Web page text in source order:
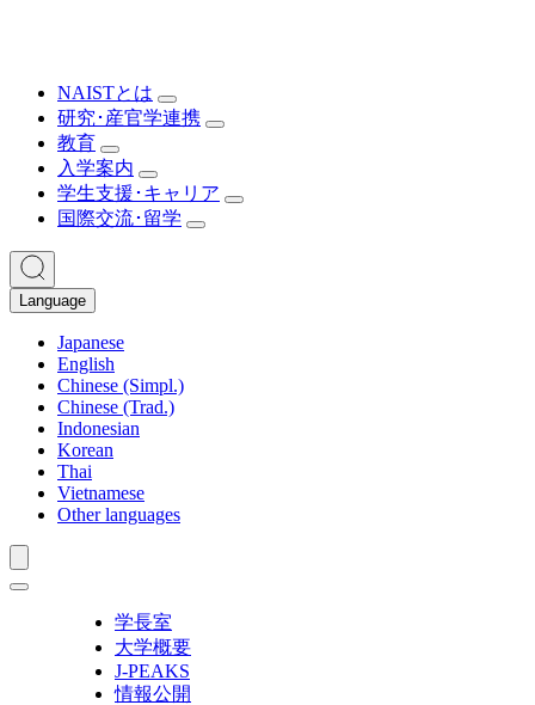
NAISTとは
研究･産官学連携
教育
入学案内
学生支援･キャリア
国際交流･留学
Language
Japanese
English
Chinese (Simpl.)
Chinese (Trad.)
Indonesian
Korean
Thai
Vietnamese
Other languages
学長室
大学概要
J-PEAKS
情報公開